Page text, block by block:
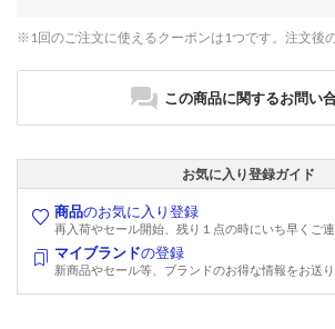
※1回のご注文に使えるクーポンは1つです。注文後
この商品に関するお問い
お気に入り登録ガイド
商品のお気に入り登録
再入荷やセール開始、残り１点の時にいち早くご
マイブランドの登録
新商品やセール等、ブランドのお得な情報をお送